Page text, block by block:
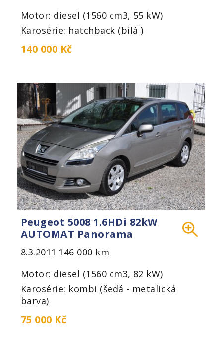
Motor: diesel (1560 cm3, 55 kW)
Karosérie: hatchback (bílá )
140 000 Kč
Peugeot 5008 1.6HDi 82kW
AUTOMAT Panorama
8.3.2011 146 000 km
Motor: diesel (1560 cm3, 82 kW)
Karosérie: kombi (šedá - metalická
barva)
75 000 Kč